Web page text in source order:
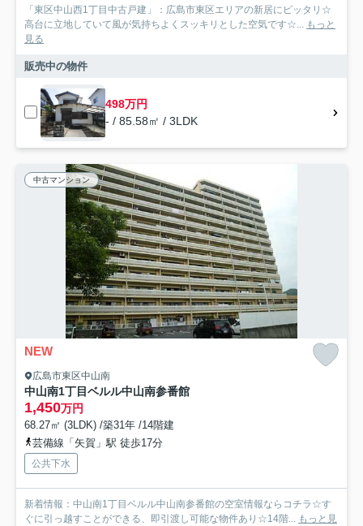
「東区中山西1丁目中古戸建」：広島市東区エリアの新居にピッタリ☆
高台に立地していて風が気持ちよくスッキリとした空気です☆...
もっと
見る
販売中の物件
498万円
- / 85.58㎡ / 3LDK
中古マンション
NEW
広島市東区中山南
中山南1丁目ベルル中山南参番館
1,450万円
68.27㎡ (3LDK) /築31年 /14階建
芸備線「矢賀」駅 徒歩17分
公共下水
新着情報：中山南1丁目ベルル中山南参番館の空室情報ならコチラ☆す
ぐに引っ越すことができる、即引渡し可能な物件あり☆14階... もっと見